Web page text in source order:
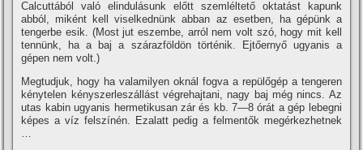
Calcuttából való elindulásunk előtt szemléltető oktatást kapunk
abból, miként kell viselkednünk abban az esetben, ha gépünk a
tengerbe esik. (Most jut eszembe, arról nem volt szó, hogy mit kell
tennünk, ha a baj a szárazföldön történik. Ejtőernyő ugyanis a
gépen nem volt.)
Megtudjuk, hogy ha valamilyen oknál fogva a repülőgép a tengeren
kénytelen kényszerleszállást végrehajtani, nagy baj még nincs. Az
utas kabin ugyanis hermetikusan zár és kb. 7—8 órát a gép lebegni
képes a ví­z felszí­nén. Ezalatt pedig a felmentők megérkezhetnek
…